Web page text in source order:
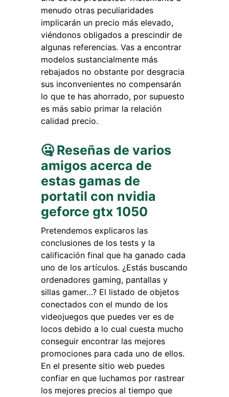
menudo otras peculiaridades
implicarán un precio más elevado,
viéndonos obligados a prescindir de
algunas referencias. Vas a encontrar
modelos sustancialmente más
rebajados no obstante por desgracia
sus inconvenientes no compensarán
lo que te has ahorrado, por supuesto
es más sabio primar la relación
calidad precio.
🤐 Reseñas de varios
amigos acerca de
estas gamas de
portatil con nvidia
geforce gtx 1050
Pretendemos explicaros las
conclusiones de los tests y la
calificación final que ha ganado cada
uno de los artículos. ¿Estás buscando
ordenadores gaming, pantallas y
sillas gamer…? El listado de objetos
conectados con el mundo de los
videojuegos que puedes ver es de
locos debido a lo cual cuesta mucho
conseguir encontrar las mejores
promociones para cada uno de ellos.
En el presente sitio web puedes
confiar en que luchamos por rastrear
los mejores precios al tiempo que